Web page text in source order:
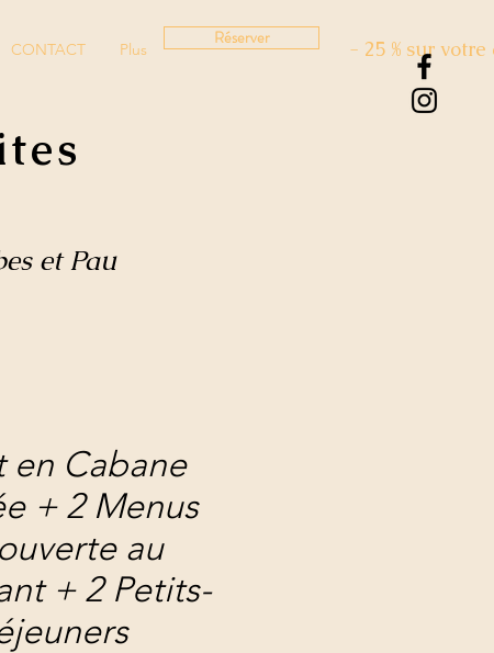
CONTACT Plus
Réserver - 25 % sur
et Pau
en Cabane
+ 2 Menus
au
+ 2 Petits-